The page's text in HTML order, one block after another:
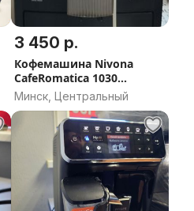
3 450 р.
Кофемашина Nivona
CafeRomatica 1030
Швейцария
Минск, Центральный